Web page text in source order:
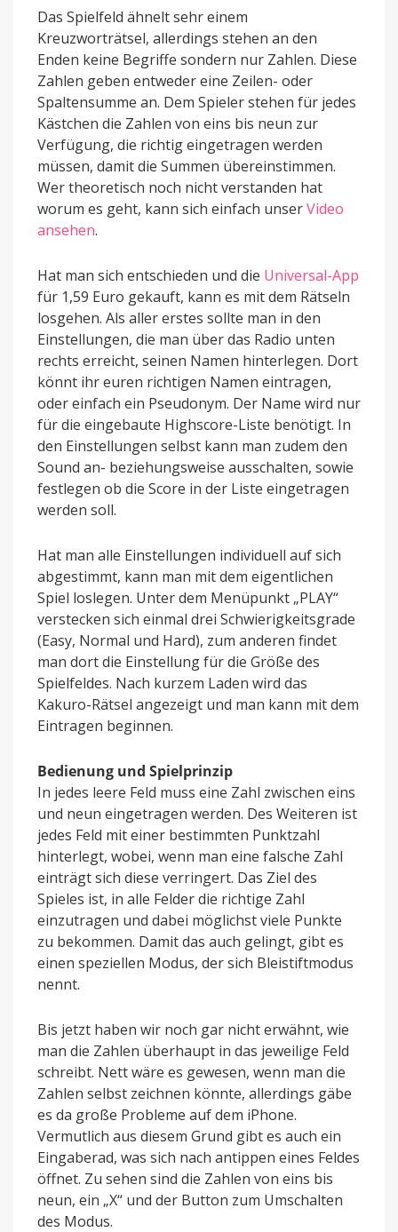
Das Spielfeld ähnelt sehr einem
Kreuzworträtsel, allerdings stehen an den
Enden keine Begriffe sondern nur Zahlen. Diese
Zahlen geben entweder eine Zeilen- oder
Spaltensumme an. Dem Spieler stehen für jedes
Kästchen die Zahlen von eins bis neun zur
Verfügung, die richtig eingetragen werden
müssen, damit die Summen übereinstimmen.
Wer theoretisch noch nicht verstanden hat
worum es geht, kann sich einfach unserVideo
ansehen.
Hat man sich entschieden und die Universal-App
für 1,59 Euro gekauft, kann es mit dem Rätseln
losgehen. Als aller erstes sollte man in den
Einstellungen, die man über das Radio unten
rechts erreicht, seinen Namen hinterlegen. Dort
könnt ihr euren richtigen Namen eintragen,
oder einfach ein Pseudonym. Der Name wird nur
für die eingebaute Highscore-Liste benötigt. In
den Einstellungen selbst kann man zudem den
Sound an- beziehungsweise ausschalten, sowie
festlegen ob die Score in der Liste eingetragen
werden soll.
Hat man alle Einstellungen individuell auf sich
abgestimmt, kann man mit dem eigentlichen
Spiel loslegen. Unter dem Menüpunkt „PLAY“
verstecken sich einmal drei Schwierigkeitsgrade
(Easy, Normal und Hard), zum anderen findet
man dort die Einstellung für die Größe des
Spielfeldes. Nach kurzem Laden wird das
Kakuro-Rätsel angezeigt und man kann mit dem
Eintragen beginnen.
Bedienung und Spielprinzip
In jedes leere Feld muss eine Zahl zwischen eins
und neun eingetragen werden. Des Weiteren ist
jedes Feld mit einer bestimmten Punktzahl
hinterlegt, wobei, wenn man eine falsche Zahl
einträgt sich diese verringert. Das Ziel des
Spieles ist, in alle Felder die richtige Zahl
einzutragen und dabei möglichst viele Punkte
zu bekommen. Damit das auch gelingt, gibt es
einen speziellen Modus, der sich Bleistiftmodus
nennt.
Bis jetzt haben wir noch gar nicht erwähnt, wie
man die Zahlen überhaupt in das jeweilige Feld
schreibt. Nett wäre es gewesen, wenn man die
Zahlen selbst zeichnen könnte, allerdings gäbe
es da große Probleme auf dem iPhone.
Vermutlich aus diesem Grund gibt es auch ein
Eingaberad, was sich nach antippen eines Feldes
öffnet. Zu sehen sind die Zahlen von eins bis
neun, ein „X“ und der Button zum Umschalten
des Modus.